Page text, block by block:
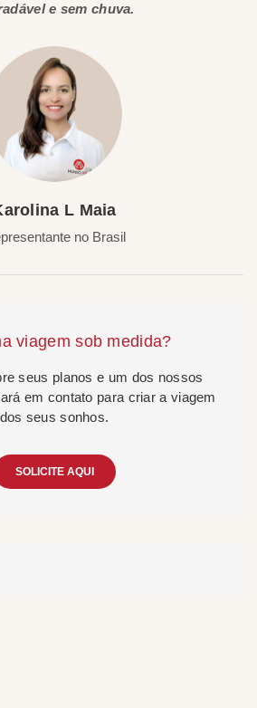
e sem chuva.
L Maia
no Brasil
viagem sob medida?
seus planos e um dos nossos
em contato para criar a viagem
dos seus sonhos.
SOLICITE AQUI